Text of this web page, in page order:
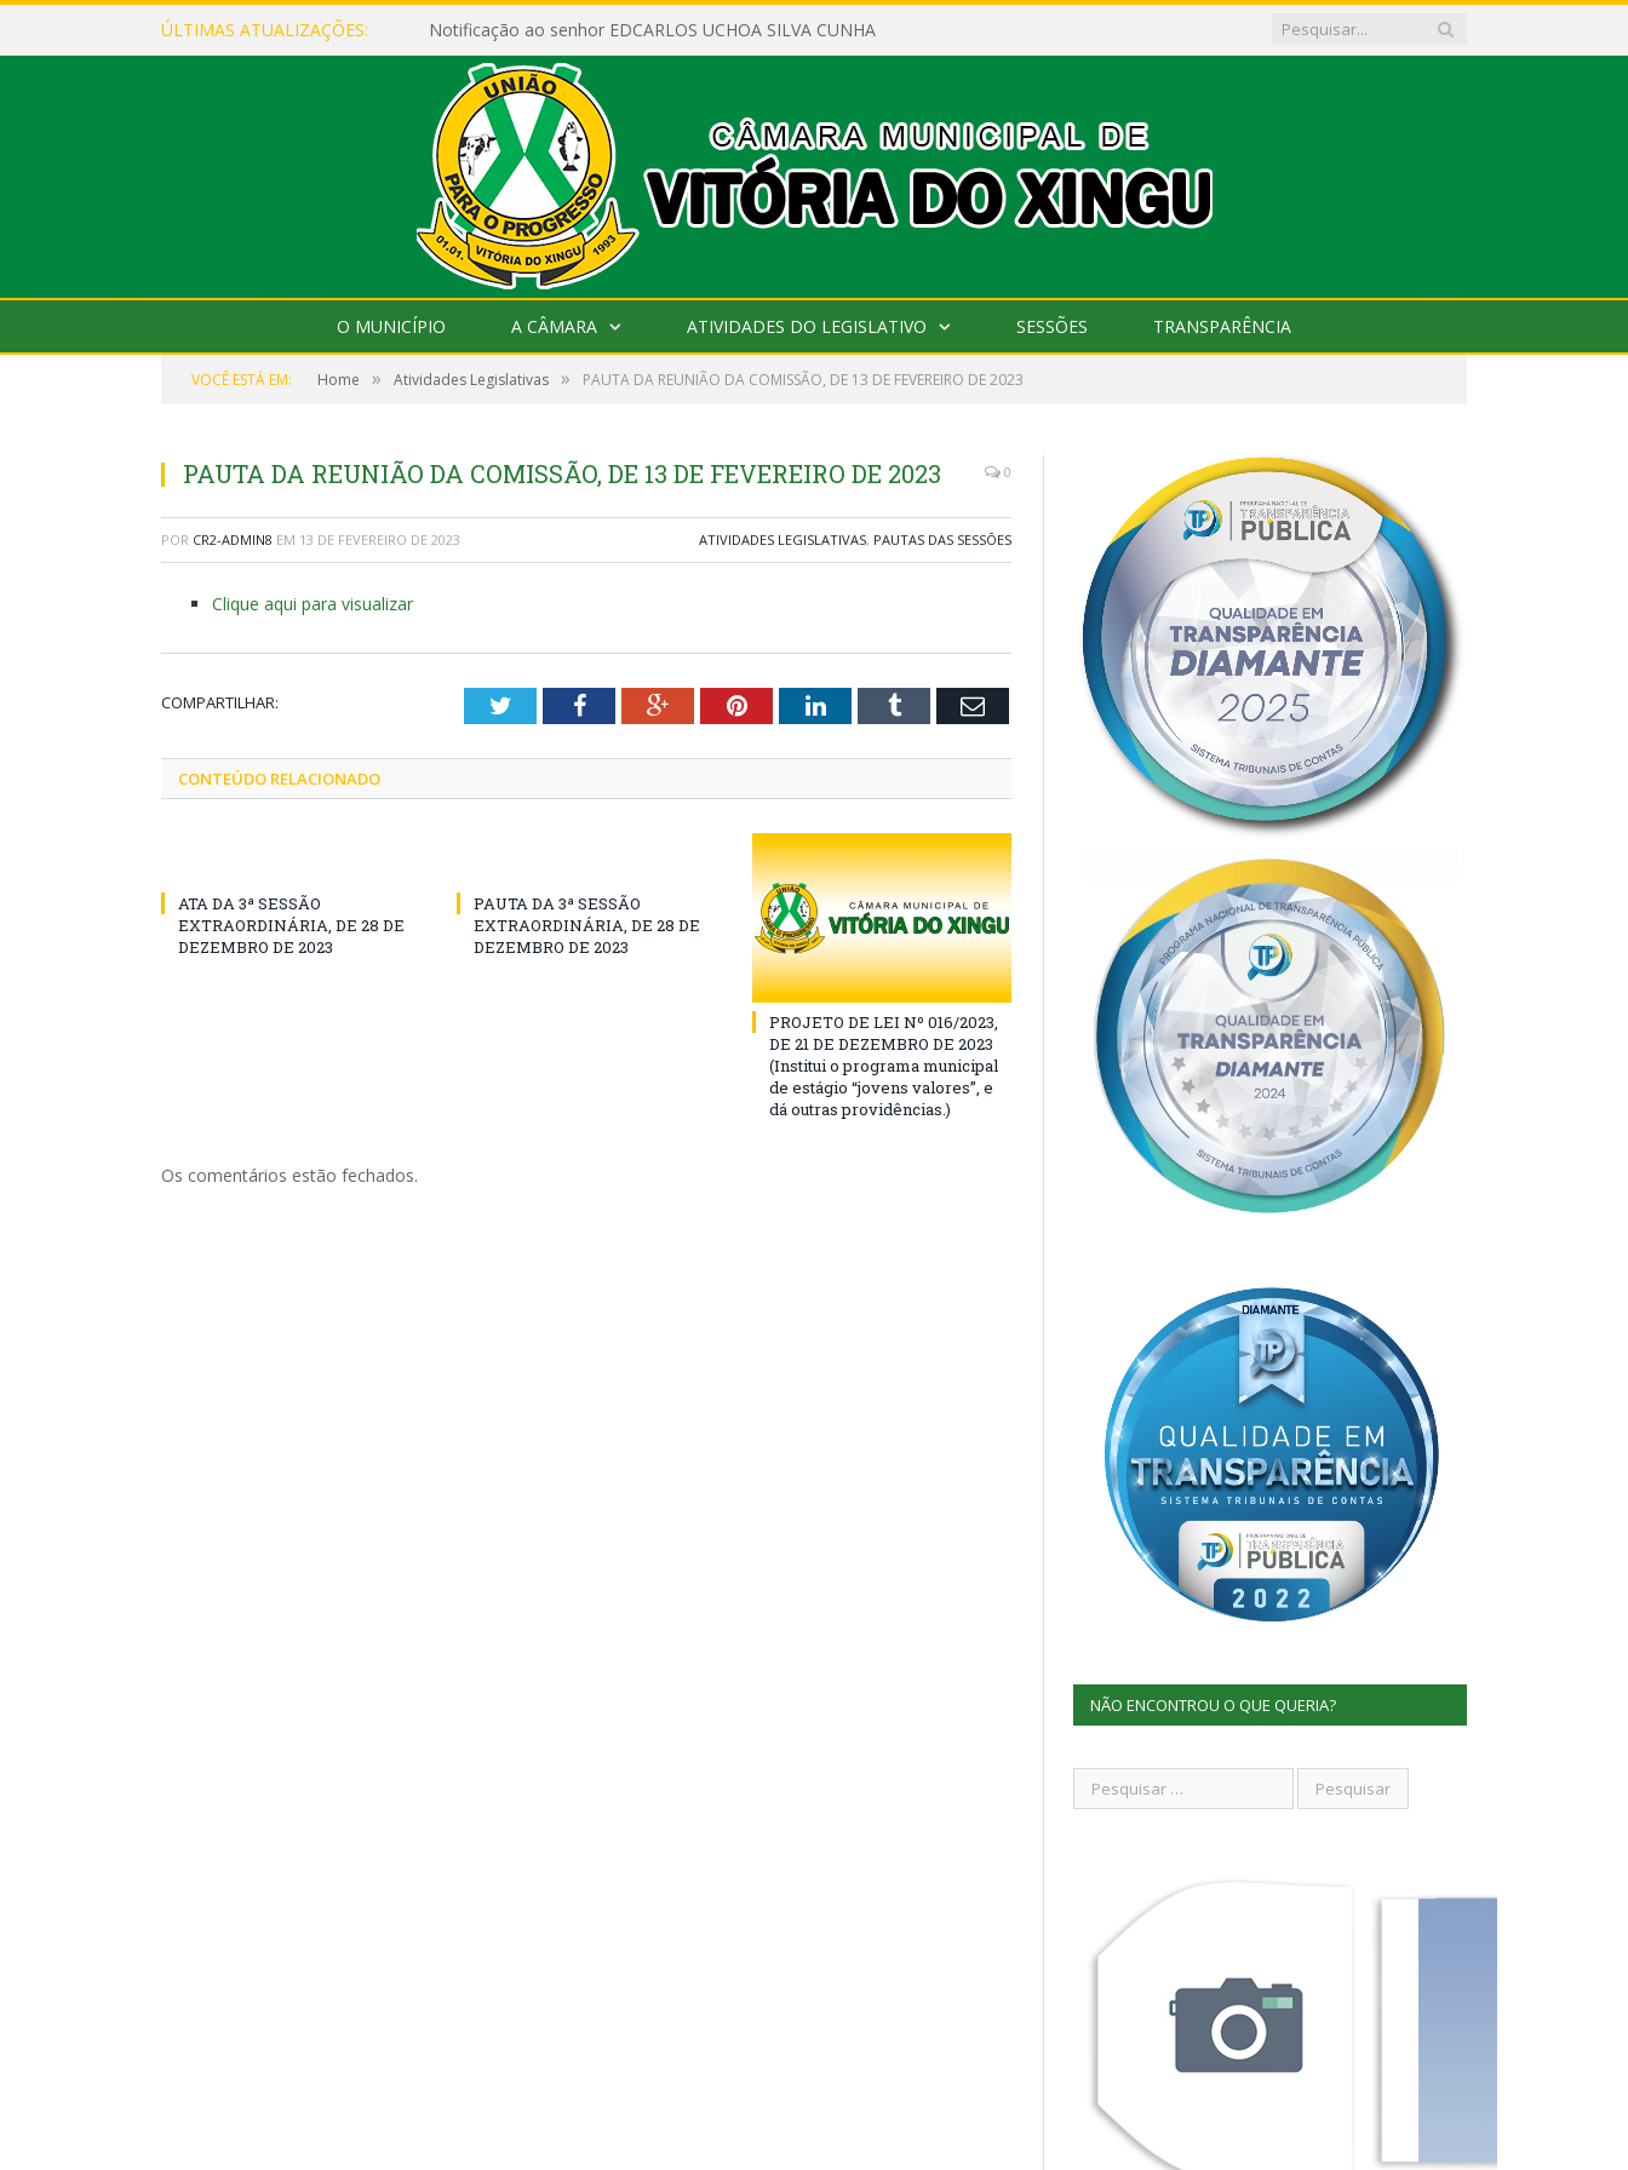
ÚLTIMAS ATUALIZAÇÕES: Notificação ao senhor EDCARLOS UCHOA SILVA CUNHA
O MUNICÍPIO A CÂMARA ATIVIDADES DO LEGISLATIVO SESSÕES TRANSPARÊNCIA
VOCÊ ESTÁ EM: Home » Atividades Legislativas » PAUTA DA REUNIÃO DA COMISSÃO, DE 13 DE FEVEREIRO DE 2023
PAUTA DA REUNIÃO DA COMISSÃO, DE 13 DE FEVEREIRO DE 2023 0
POR CR2-ADMIN8 EM 13 DE FEVEREIRO DE 2023 ATIVIDADES LEGISLATIVAS, PAUTAS DAS SESSÕES
Clique aqui para visualizar
COMPARTILHAR: TwitterFacebookGoogle+PinterestLinkedInTumblr Email
CONTEÚDO RELACIONADO
ATA DA 3ª SESSÃO
EXTRAORDINÁRIA, DE 28 DE
DEZEMBRO DE 2023
PAUTA DA 3ª SESSÃO
EXTRAORDINÁRIA, DE 28 DE
DEZEMBRO DE 2023
PROJETO DE LEI Nº 016/2023,
DE 21 DE DEZEMBRO DE 2023
(Institui o programa municipal
de estágio “jovens valores”, e
dá outras providências.)
Os comentários estão fechados.
NÃO ENCONTROU O QUE QUERIA?